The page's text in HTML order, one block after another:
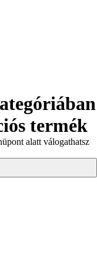
termék
alatt válogathatsz